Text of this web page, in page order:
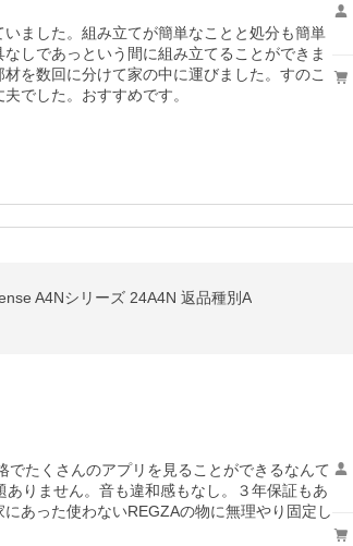
ました。組み立てが簡単なことと処分も簡単
しであっという間に組み立てることができま
を数回に分けて家の中に運びました。すのこ
でした。おすすめです。
A4Nシリーズ 24A4N 返品種別A
たくさんのアプリを見ることができるなんて
りません。音も違和感もなし。３年保証もあ
あった使わないREGZAの物に無理やり固定し